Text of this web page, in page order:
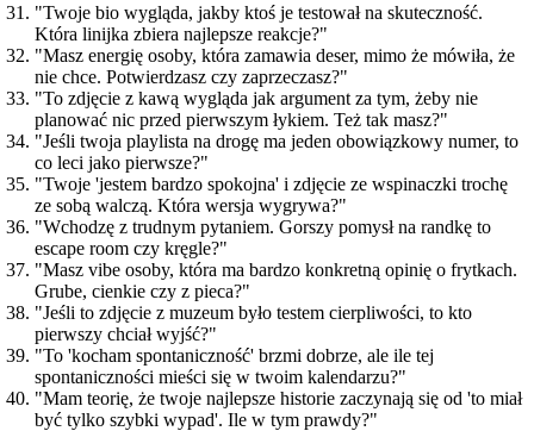
"Twoje bio wygląda, jakby ktoś je testował na skuteczność.
Która linijka zbiera najlepsze reakcje?"
"Masz energię osoby, która zamawia deser, mimo że mówiła, że
nie chce. Potwierdzasz czy zaprzeczasz?"
"To zdjęcie z kawą wygląda jak argument za tym, żeby nie
planować nic przed pierwszym łykiem. Też tak masz?"
"Jeśli twoja playlista na drogę ma jeden obowiązkowy numer, to
co leci jako pierwsze?"
"Twoje 'jestem bardzo spokojna' i zdjęcie ze wspinaczki trochę
ze sobą walczą. Która wersja wygrywa?"
"Wchodzę z trudnym pytaniem. Gorszy pomysł na randkę to
escape room czy kręgle?"
"Masz vibe osoby, która ma bardzo konkretną opinię o frytkach.
Grube, cienkie czy z pieca?"
"Jeśli to zdjęcie z muzeum było testem cierpliwości, to kto
pierwszy chciał wyjść?"
"To 'kocham spontaniczność' brzmi dobrze, ale ile tej
spontaniczności mieści się w twoim kalendarzu?"
"Mam teorię, że twoje najlepsze historie zaczynają się od 'to miał
być tylko szybki wypad'. Ile w tym prawdy?"